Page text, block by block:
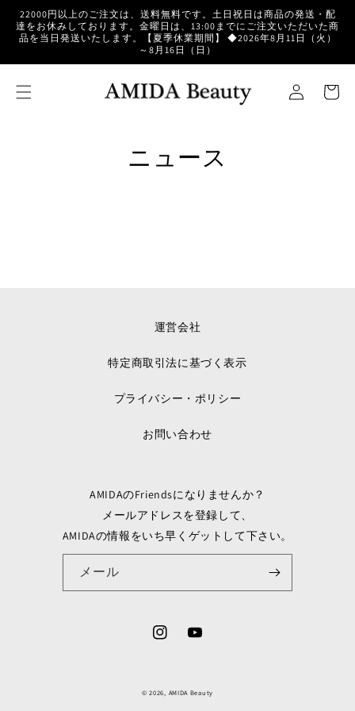
ンツに
進む
22000円以上のご注文は、送料無料です。土日祝日は商品の発送・配
達をお休みしております。金曜日は、13:00までにご注文いただいた商
品を当日発送いたします。【夏季休業期間】 ◆2026年8月11日（火）
～8月16日（日）
グ
イ
カ
ー
ニュース
運営会社
特定商取引法に基づく表示
プライバシー・ポリシー
お問い合わせ
AMIDAのFriendsになりませんか？
メールアドレスを登録して、
AMIDAの情報をいち早くゲットして下さい。
メール
InstagramYouTube
© 2026, AMIDA Beauty